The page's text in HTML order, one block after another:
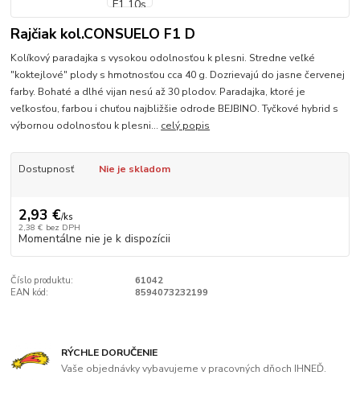
Rajčiak kol.CONSUELO F1 D
Kolíkový paradajka s vysokou odolnosťou k plesni. Stredne veľké
"koktejlové" plody s hmotnosťou cca 40 g. Dozrievajú do jasne červenej
farby. Bohaté a dlhé vijan nesú až 30 plodov. Paradajka, ktoré je
veľkosťou, farbou i chuťou najbližšie odrode BEJBINO. Tyčkové hybrid s
výbornou odolnosťou k plesni... celý popis
Dostupnosť Nie je skladom
2,93 €/ks
2,38 € bez DPH
Momentálne nie je k dispozícii
Číslo produktu:
61042
EAN kód:
8594073232199
RÝCHLE DORUČENIE
Vaše objednávky vybavujeme v pracovných dňoch IHNEĎ.